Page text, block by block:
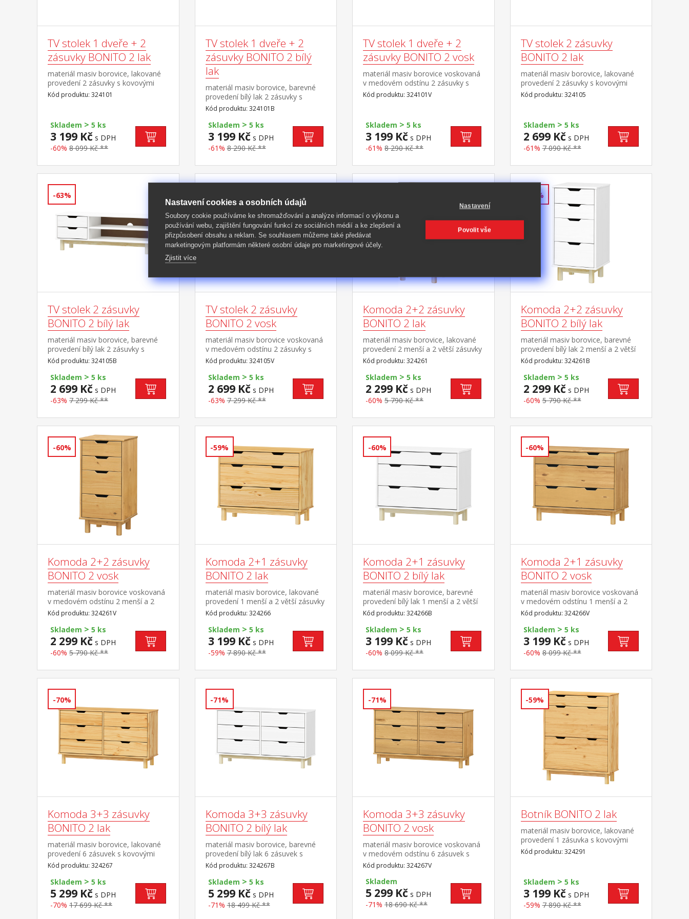
TV stolek 1 dveře + 2
zásuvky BONITO 2 lak
materiál masiv borovice, lakované
provedení 2 zásuvky s kovovými
pojezdy, 1 dvířka, 1 police otvor na
protažení kabelů
Kód produktu: 324101
Skladem > 5 ks
3 199 Kč s DPH
-60% 8 099 Kč **
TV stolek 1 dveře + 2
zásuvky BONITO 2 bílý
lak
materiál masiv borovice, barevné
provedení bílý lak 2 zásuvky s
kovovými pojezdy, 1 dvířka, 1
police otvor na protažení kabelů
Kód produktu: 324101B
Skladem > 5 ks
3 199 Kč s DPH
-61% 8 290 Kč **
TV stolek 1 dveře + 2
zásuvky BONITO 2 vosk
materiál masiv borovice voskovaná
v medovém odstínu 2 zásuvky s
kovovými pojezdy, 1 dvířka, 1
police otvor na protažení kabelů
Kód produktu: 324101V
Skladem > 5 ks
3 199 Kč s DPH
-61% 8 290 Kč **
TV stolek 2 zásuvky
BONITO 2 lak
materiál masiv borovice, lakované
provedení 2 zásuvky s kovovými
pojezdy, 1 police otvor na protažení
kabelů
Kód produktu: 324105
Skladem > 5 ks
2 699 Kč s DPH
-61% 7 090 Kč **
-63%
TV stolek 2 zásuvky
BONITO 2 bílý lak
materiál masiv borovice, barevné
provedení bílý lak 2 zásuvky s
kovovými pojezdy, 1 police otvor na
protažení kabelů
Kód produktu: 324105B
Skladem > 5 ks
2 699 Kč s DPH
-63% 7 299 Kč **
TV stolek 2 zásuvky
BONITO 2 vosk
materiál masiv borovice voskovaná
v medovém odstínu 2 zásuvky s
kovovými pojezdy, 1 police otvor na
protažení kabelů
Kód produktu: 324105V
Skladem > 5 ks
2 699 Kč s DPH
-63% 7 299 Kč **
Komoda 2+2 zásuvky
BONITO 2 lak
materiál masiv borovice, lakované
provedení 2 menší a 2 větší zásuvky
s kovovými pojezdy
Kód produktu: 324261
Skladem > 5 ks
2 299 Kč s DPH
-60% 5 790 Kč **
-60%
Komoda 2+2 zásuvky
BONITO 2 bílý lak
materiál masiv borovice, barevné
provedení bílý lak 2 menší a 2 větší
zásuvky s kovovými pojezdy
Kód produktu: 324261B
Skladem > 5 ks
2 299 Kč s DPH
-60% 5 790 Kč **
-60%
Komoda 2+2 zásuvky
BONITO 2 vosk
materiál masiv borovice voskovaná
v medovém odstínu 2 menší a 2
větší zásuvky s kovovými pojezdy
Kód produktu: 324261V
Skladem > 5 ks
2 299 Kč s DPH
-60% 5 790 Kč **
-59%
Komoda 2+1 zásuvky
BONITO 2 lak
materiál masiv borovice, lakované
provedení 1 menší a 2 větší zásuvky
s kovovými pojezdy
Kód produktu: 324266
Skladem > 5 ks
3 199 Kč s DPH
-59% 7 890 Kč **
-60%
Komoda 2+1 zásuvky
BONITO 2 bílý lak
materiál masiv borovice, barevné
provedení bílý lak 1 menší a 2 větší
zásuvky s kovovými pojezdy
Kód produktu: 324266B
Skladem > 5 ks
3 199 Kč s DPH
-60% 8 099 Kč **
-60%
Komoda 2+1 zásuvky
BONITO 2 vosk
materiál masiv borovice voskovaná
v medovém odstínu 1 menší a 2
větší zásuvky s kovovými pojezdy
Kód produktu: 324266V
Skladem > 5 ks
3 199 Kč s DPH
-60% 8 099 Kč **
-70%
Komoda 3+3 zásuvky
BONITO 2 lak
materiál masiv borovice, lakované
provedení 6 zásuvek s kovovými
pojezdy
Kód produktu: 324267
Skladem > 5 ks
5 299 Kč s DPH
-70% 17 699 Kč **
-71%
Komoda 3+3 zásuvky
BONITO 2 bílý lak
materiál masiv borovice, barevné
provedení bílý lak 6 zásuvek s
kovovými pojezdy
Kód produktu: 324267B
Skladem > 5 ks
5 299 Kč s DPH
-71% 18 499 Kč **
-71%
Komoda 3+3 zásuvky
BONITO 2 vosk
materiál masiv borovice voskovaná
v medovém odstínu 6 zásuvek s
kovovými pojezdy
Kód produktu: 324267V
Skladem
5 299 Kč s DPH
-71% 18 690 Kč **
-59%
Botník BONITO 2 lak
materiál masiv borovice, lakované
provedení 1 zásuvka s kovovými
pojezdy, 2 dvouřadé výklopy
Kód produktu: 324291
Skladem > 5 ks
3 199 Kč s DPH
-59% 7 890 Kč **
Nastavení cookies a osobních údajů
Soubory cookie používáme ke shromažďování a analýze informací o výkonu a
používání webu, zajištění fungování funkcí ze sociálních médií a ke zlepšení a
přizpůsobení obsahu a reklam. Se souhlasem můžeme také předávat
marketingovým platformám některé osobní údaje pro marketingové účely.
Zjistit více
Nastavení
Povolit vše